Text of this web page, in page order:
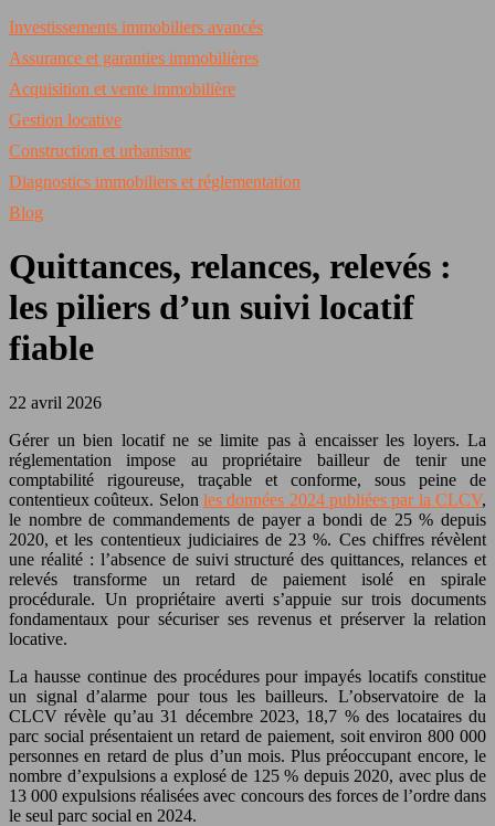
Investissements immobiliers avancés
Assurance et garanties immobilières
Acquisition et vente immobilière
Gestion locative
Construction et urbanisme
Diagnostics immobiliers et réglementation
Blog
Quittances, relances, relevés :
les piliers d’un suivi locatif
fiable
22 avril 2026
Gérer un bien locatif ne se limite pas à encaisser les loyers. La
réglementation impose au propriétaire bailleur de tenir une
comptabilité rigoureuse, traçable et conforme, sous peine de
contentieux coûteux. Selon les données 2024 publiées par la CLCV,
le nombre de commandements de payer a bondi de 25 % depuis
2020, et les contentieux judiciaires de 23 %. Ces chiffres révèlent
une réalité : l’absence de suivi structuré des quittances, relances et
relevés transforme un retard de paiement isolé en spirale
procédurale. Un propriétaire averti s’appuie sur trois documents
fondamentaux pour sécuriser ses revenus et préserver la relation
locative.
La hausse continue des procédures pour impayés locatifs constitue
un signal d’alarme pour tous les bailleurs. L’observatoire de la
CLCV révèle qu’au 31 décembre 2023, 18,7 % des locataires du
parc social présentaient un retard de paiement, soit environ 800 000
personnes en retard de plus d’un mois. Plus préoccupant encore, le
nombre d’expulsions a explosé de 125 % depuis 2020, avec plus de
13 000 expulsions réalisées avec concours des forces de l’ordre dans
le seul parc social en 2024.